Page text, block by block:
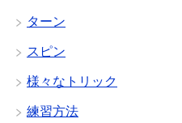
ターン
スピン
様々なトリック
練習方法